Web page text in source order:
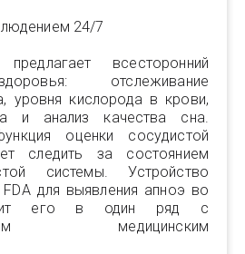
24/7
всесторонний
отслеживание
уровня кислорода в крови,
и анализ качества сна.
оценки сосудистой
следить за состоянием
системы. Устройство
для выявления апноэ во
его в один ряд с
медицинским